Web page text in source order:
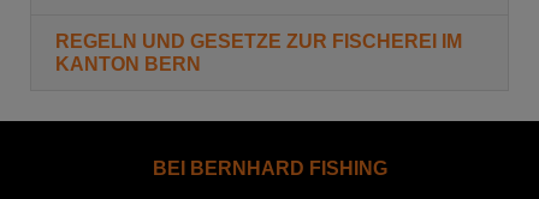
REGELN UND GESETZE ZUR FISCHEREI IM
KANTON BERN
BEI BERNHARD FISHING